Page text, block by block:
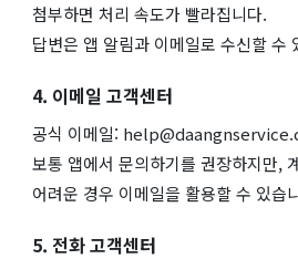
첨부하면 처리 속도가 빨라집니다.
답변은 앱 알림과 이메일로 수신할 수
4. 이메일 고객센터
공식 이메일:
보통 앱에서 문의하기를 권장하지만,
어려운 경우 이메일을 활용할 수 있습
5. 전화 고객센터